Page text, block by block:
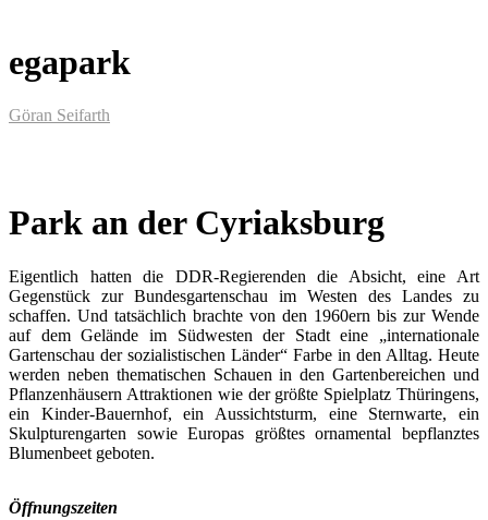
egapark
Göran Seifarth
Park an der Cyriaksburg
Eigentlich hatten die DDR-Regierenden die Absicht, eine Art
Gegenstück zur Bundesgartenschau im Westen des Landes zu
schaffen. Und tatsächlich brachte von den 1960ern bis zur Wende
auf dem Gelände im Südwesten der Stadt eine „internationale
Gartenschau der sozialistischen Länder“ Farbe in den Alltag. Heute
werden neben thematischen Schauen in den Gartenbereichen und
Pflanzenhäusern Attraktionen wie der größte Spielplatz Thüringens,
ein Kinder-Bauernhof, ein Aussichtsturm, eine Sternwarte, ein
Skulpturengarten sowie Europas größtes ornamental bepflanztes
Blumenbeet geboten.
Öffnungszeiten